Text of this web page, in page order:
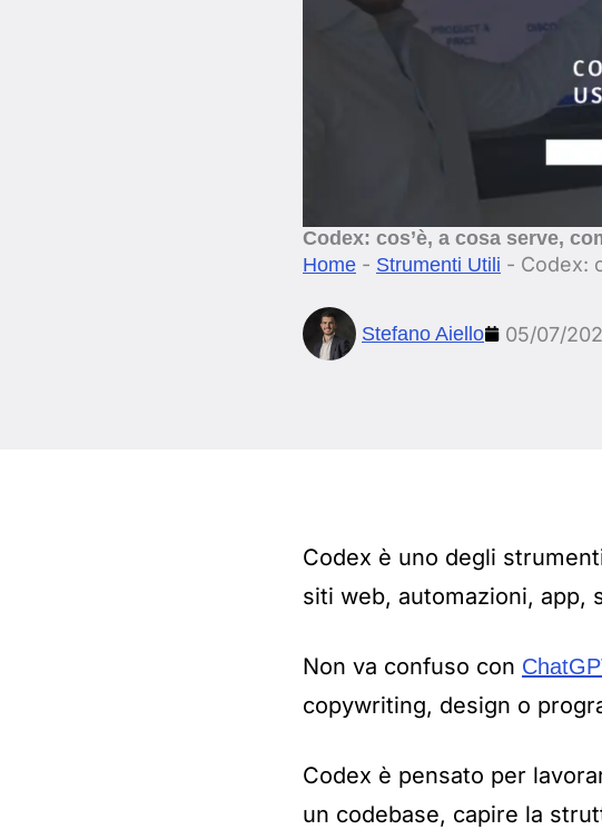
Codex: cos’è, a cosa serve,
Home - Strumenti Utili - Codex:
Stefano Aiello 05/07/
Codex è uno degli
siti web, automazioni, app,
Non va confuso con
copywriting, design o
Codex è pensato per
un codebase, capire la